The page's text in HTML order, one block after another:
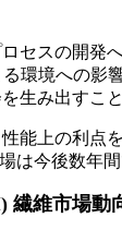
セスの開発
環境への影
生み出すこ
能上の利点
は今後数年
繊維市場動